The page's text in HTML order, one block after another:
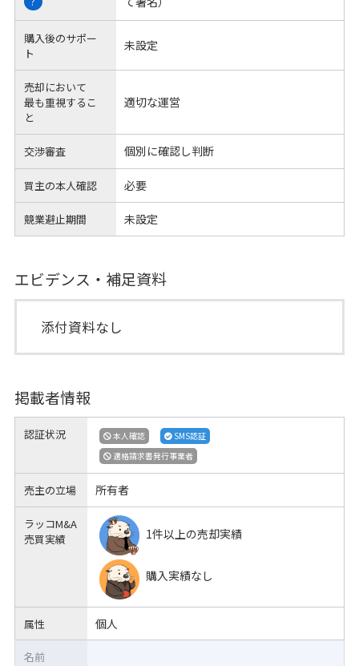
購入後のサポー
ト
未設定
売却において
最も重視するこ
と
適切な運営
交渉審査 個別に確認し判断
買主の本人確認 必要
競業避止期間 未設定
エビデンス・補足資料
添付資料なし
掲載者情報
認証状況 本人確認
SMS認証
適格請求書発行事業者
売主の立場 所有者
ラッコM&A
売買実績
1件以上の売却実績
購入実績なし
属性 個人
名前